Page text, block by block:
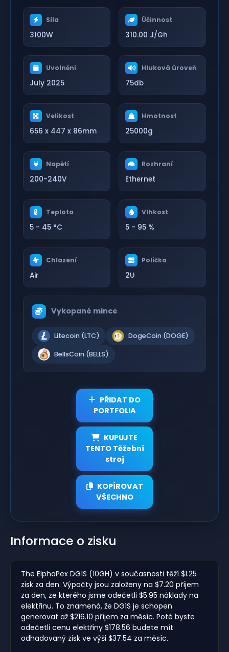
Síla
3100W
Účinnost
310.00 J/Gh
Uvolnění
July 2025
Hluková úroveň
75db
Velikost
656 x 447 x 86mm
Hmotnost
25000g
Napětí
200-240V
Rozhraní
Ethernet
Teplota
5 - 45 °C
Vlhkost
5 - 95 %
Chlazení
Air
Polička
2U
Vykopané mince
Litecoin (LTC) DogeCoin (DOGE)
BellsCoin (BELLS)
PŘIDAT DO
PORTFOLIA
KUPUJTE
TENTO Těžební
stroj
KOPÍROVAT
VŠECHNO
Informace o zisku
The ElphaPex DG1S (10GH) v současnosti těží $1.25
zisk za den. Výpočty jsou založeny na $7.20 příjem
za den, ze kterého jsme odečetli $5.95 náklady na
elektřinu. To znamená, že DG1S je schopen
generovat až $216.10 příjem za měsíc. Poté byste
odečetli cenu elektřiny $178.56 budete mít
odhadovaný zisk ve výši $37.54 za měsíc.